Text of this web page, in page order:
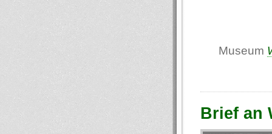
Museum
Brief an